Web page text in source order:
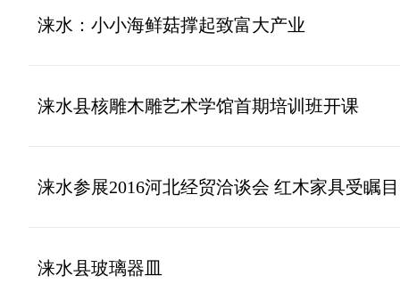
涞水：小小海鲜菇撑起致富大产业
涞水县核雕木雕艺术学馆首期培训班开课
涞水参展2016河北经贸洽谈会 红木家具受瞩目
涞水县玻璃器皿